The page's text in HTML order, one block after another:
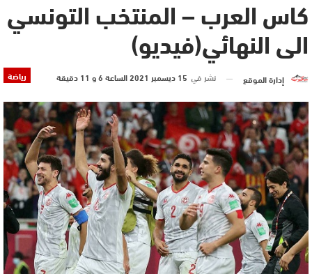
كاس العرب – المنتخب التونسي
الى النهائي(فيديو)
رياضة إدارة الموقع نشر في 15 ديسمبر 2021 الساعة 6 و 11 دقيقة